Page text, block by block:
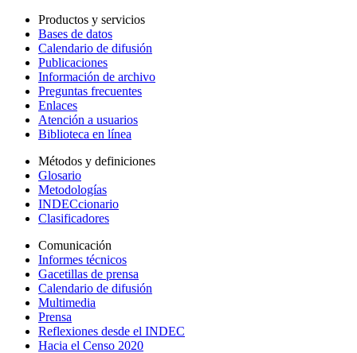
Productos y servicios
Bases de datos
Calendario de difusión
Publicaciones
Información de archivo
Preguntas frecuentes
Enlaces
Atención a usuarios
Biblioteca en línea
Métodos y definiciones
Glosario
Metodologías
INDECcionario
Clasificadores
Comunicación
Informes técnicos
Gacetillas de prensa
Calendario de difusión
Multimedia
Prensa
Reflexiones desde el INDEC
Hacia el Censo 2020